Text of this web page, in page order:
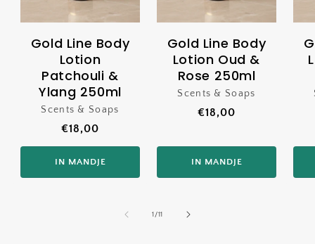
Gold Line Body
Lotion
Patchouli &
Ylang 250ml
Verkoper:
Scents & Soaps
Normale
prijs
€18,00
IN MANDJE
Gold Line Body
Lotion Oud &
Rose 250ml
Verkoper:
Scents & Soaps
Normale
€18,00
IN MANDJE
1 /van
11